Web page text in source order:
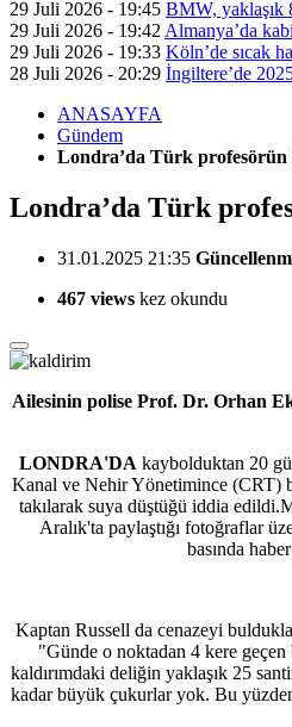
29 Juli 2026 - 19:45 BMW, yaklaşık
29 Juli 2026 - 19:42 Almanya’da
29 Juli 2026 - 19:33 Köln’de sıcak
28 Juli 2026 - 20:29 İngiltere’de
ANASAYFA
Gündem
Londra’da Türk profesörün
Londra’da Türk
31.01.2025 21:35
467 views kez okundu
Ailesinin polise Prof. Dr. Orhan
LONDRA'DA kaybolduktan 20
Kanal ve Nehir Yönetimince (CRT)
takılarak suya düştüğü iddia
Aralık'ta paylaştığı fotoğraflar
basında
Kaptan Russell da cenazeyi
"Günde o noktadan 4 kere geçen
kaldırımdaki deliğin yaklaşık 25
kadar büyük çukurlar yok. Bu